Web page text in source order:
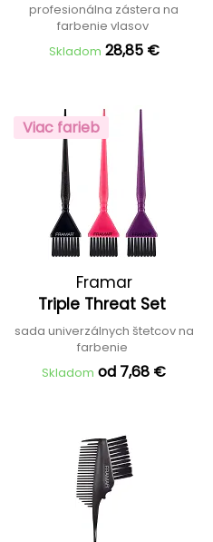
profesionálna zástera na
farbenie vlasov
Skladom 28,85 €
Viac farieb
Framar
Triple Threat Set
sada univerzálnych štetcov na
farbenie
Skladom od 7,68 €